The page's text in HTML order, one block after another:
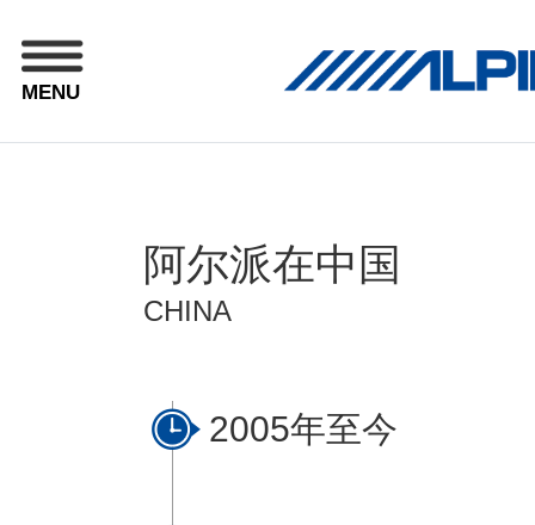
MENU
阿尔派在中国
CHINA
2005年至今